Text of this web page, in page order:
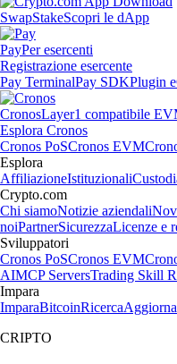
SwapStakeScopri le dApp
PayPer esercenti
Registrazione esercente
Pay TerminalPay SDKPlugin
CronosLayer1 compatibile
Esplora Cronos
Cronos PoSCronos EVM
Esplora
AffiliazioneIstituzionali
Crypto.com
Chi siamoNotizie aziendali
noiPartnerSicurezzaLicenze e
Sviluppatori
Cronos PoSCronos EVM
AIMCP ServersTrading Skill
Impara
ImparaBitcoinRicerca
CRIPTO